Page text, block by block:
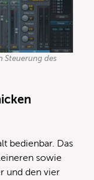
Steuerung des
bedienbar. Das
sowie
und den vier